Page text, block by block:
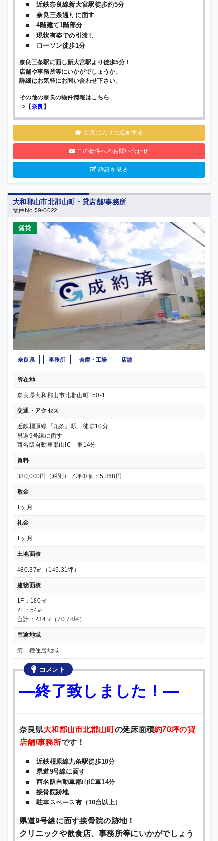
■ 近鉄奈良線新大宮駅徒歩約5分
■ 奈良三条通りに面す
■ 4階建て1階部分
■ 現状有姿での引渡し
■ ローソン徒歩1分
奈良三条駅に面し新大宮駅より徒歩5分！
店舗や事務所等にいかがでしょうか。
詳細はお気軽にお問い合わせ下さい。
その他の奈良の物件情報はこちら
⇒【奈良】
お気に入りに追加する
この物件へのお問い合わせ
詳細を見る
大和郡山市北郡山町・貸店舗/事務所
物件No.59-0022
賃貸
奈良県 事務所 倉庫・工場 店舗
所在地
奈良県大和郡山市北郡山町150-1
交通・アクセス
近鉄橿原線『九条』駅 徒歩10分
県道9号線に面す
西名阪自動車郡山IC 車14分
賃料
380,000円（税別）／坪単価：5,368円
敷金
1ヶ月
礼金
1ヶ月
土地面積
480.37㎡（145.31坪）
建物面積
1F：180㎡
2F：54㎡
合計：234㎡（70.78坪）
用途地域
第一種住居地域
コメント
—終了致しました！—
奈良県大和郡山市北郡山町の延床面積約70坪の貸
店舗/事務所です！
■ 近鉄橿原線九条駅徒歩10分
■ 県道9号線に面す
■ 西名阪自動車郡山IC車14分
■ 接骨院跡地
■ 駐車スペース有（10台以上）
県道9号線に面す接骨院の跡地！
クリニックや飲食店、事務所等にいかがでしょう